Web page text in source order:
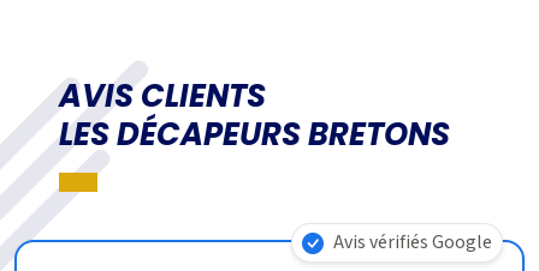
AVIS CLIENTS
LES DÉCAPEURS BRETONS
Avis vérifiés Google